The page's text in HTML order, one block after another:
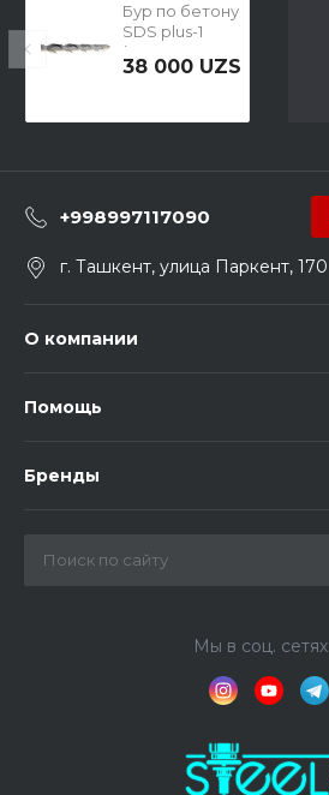
Бур по бетону
SDS plus-1
(12x100x160 мм;
SDS-Plus)
38 000 UZS
+998997117090
г. Ташкент, улица Паркент, 170
О компании
Помощь
Бренды
Мы в соц. сетях